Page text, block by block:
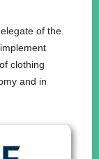
of the
clothing
and in